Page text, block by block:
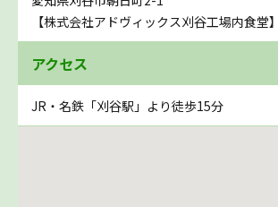
【株式会社アドヴィックス刈谷工場内食堂】
アクセス
JR・名鉄「刈谷駅」より徒歩15分